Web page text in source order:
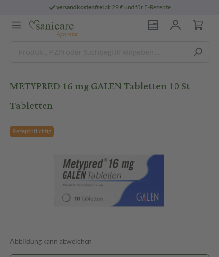
versandkostenfreiab 29 € und für E-Rezepte
METYPRED 16 mg GALEN Tabletten 10 St
Tabletten
Rezeptpflichtig
Abbildung kann abweichen